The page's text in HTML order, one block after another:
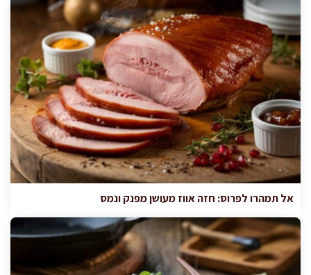
אל תמהרו לפרוס: חזה אווז מעושן מפנק ונמס